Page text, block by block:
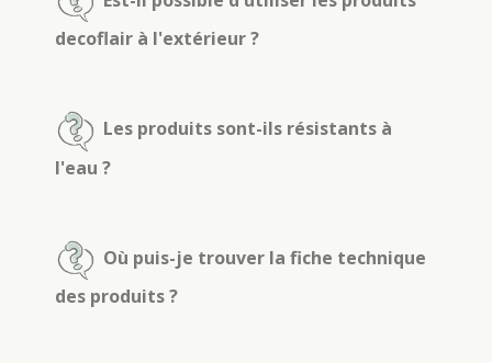
decoflair à l'extérieur ?
Les produits sont-ils résistants à
l'eau ?
Où puis-je trouver la fiche technique
des produits ?